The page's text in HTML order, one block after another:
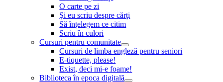
O carte pe zi
Şi eu scriu despre cărţi
Să înţelegem ce citim
Scriu în culori
Cursuri pentru comunitate
Cursuri de limba engleză pentru seniori
E-tiquette, please!
Exist, deci mi-e foame!
Biblioteca în epoca digitală